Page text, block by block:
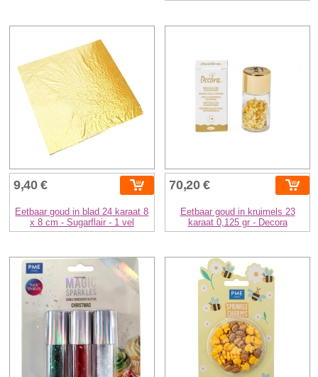
9,40 €
Eetbaar goud in blad 24 karaat 8
x 8 cm - Sugarflair - 1 vel
70,20 €
Eetbaar goud in kruimels 23
karaat 0,125 gr - Decora